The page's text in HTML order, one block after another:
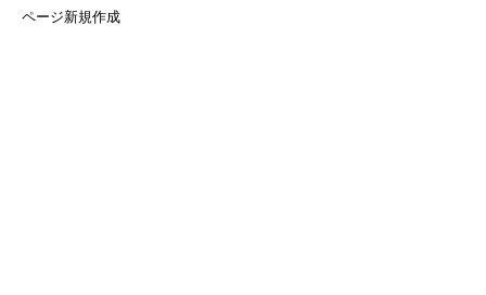
ページ新規作成